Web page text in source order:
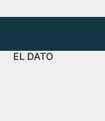
EL DATO